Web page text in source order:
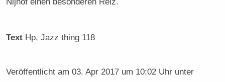
Text Hp, Jazz thing 118
Veröffentlicht am03. Apr 2017 um 10:02 Uhr unter